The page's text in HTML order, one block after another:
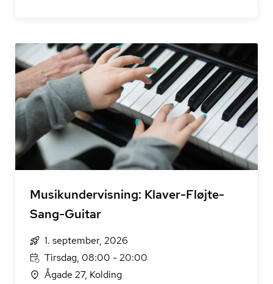
Musikundervisning: Klaver-Fløjte-
Sang-Guitar
1. september, 2026
Tirsdag, 08:00 - 20:00
Ågade 27, Kolding